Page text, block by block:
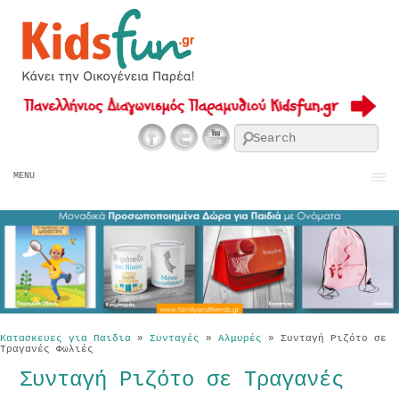
MENU
Κατασκευες για Παιδια » Συνταγές » Αλμυρές » Συνταγή Ριζότο σε
Τραγανές Φωλιές
Συνταγή Ριζότο σε Τραγανές